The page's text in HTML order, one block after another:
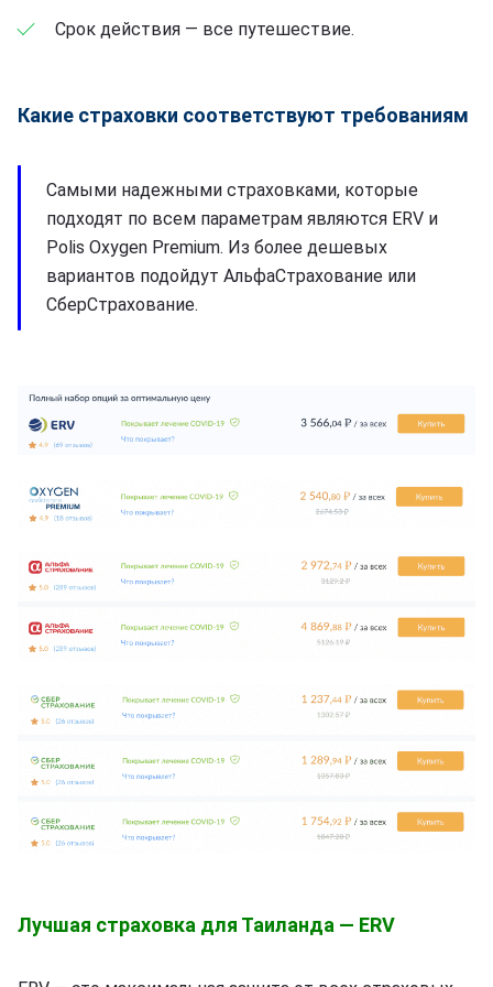
Срок действия — все путешествие.
Какие страховки соответствуют требованиям
Самыми надежными страховками, которые
подходят по всем параметрам являются ERV и
Polis Oxygen Premium. Из более дешевых
вариантов подойдут АльфаСтрахование или
СберСтрахование.
Лучшая страховка для Таиланда — ERV